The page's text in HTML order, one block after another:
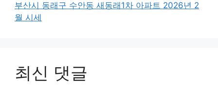
부산시 동래구 수안동 새동래1차 아파트 2026년 2
월 시세
최신 댓글